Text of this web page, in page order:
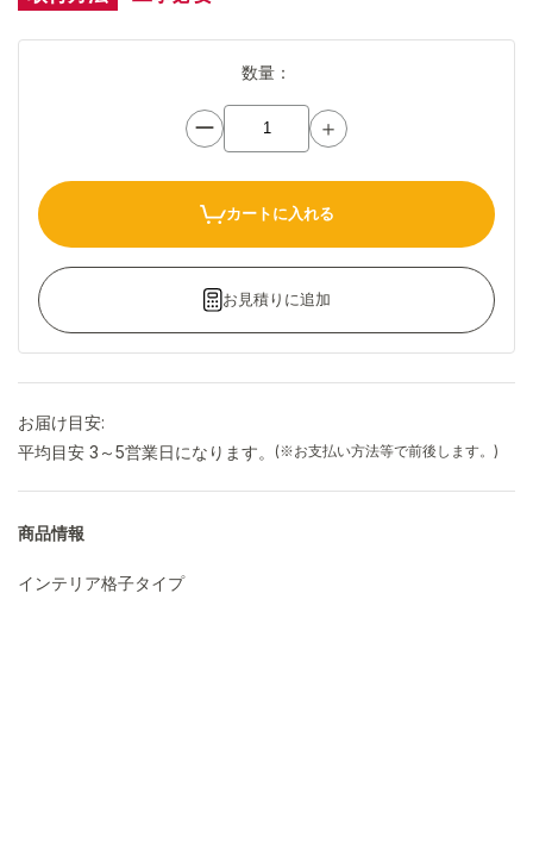
数量：
ー ＋
カートに入れる
お見積りに追加
お届け目安:
平均目安 3～5営業日になります。
(※お支払い方法等で前後します。)
商品情報
インテリア格子タイプ